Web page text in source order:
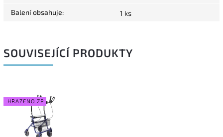
Balení obsahuje: 1 ks
SOUVISEJÍCÍ PRODUKTY
HRAZENO ZP